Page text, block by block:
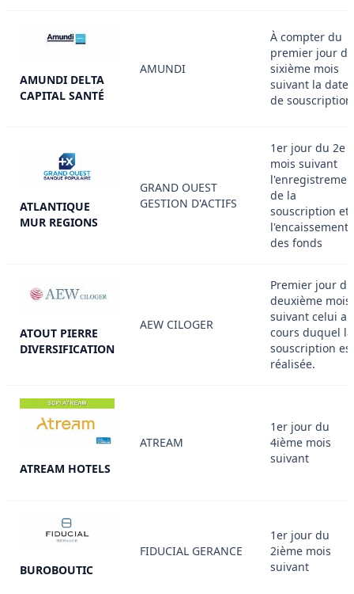
AMUNDI DELTA
CAPITAL SANTÉ
AMUNDI
À compter du
premier jour du
sixième mois
suivant la date
de souscription
ATLANTIQUE
MUR REGIONS
GRAND OUEST
GESTION D'ACTIFS
1er jour du 2e
mois suivant
de la
souscription et
l'encaissement
des fonds
ATOUT PIERRE
DIVERSIFICATION
AEW CILOGER
Premier jour du
deuxième mois
suivant celui au
cours duquel la
souscription est
réalisée.
ATREAM HOTELS
ATREAM
1er jour du
4ième mois
suivant
BUROBOUTIC
FIDUCIAL GERANCE
1er jour du
2ième mois
suivant